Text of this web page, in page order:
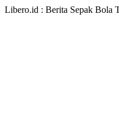
Libero.id : Berita Sepak Bola